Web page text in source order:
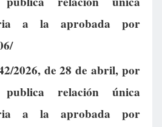
a la aprobada por
2026, de 28 de abril, por
relación única
a la aprobada por